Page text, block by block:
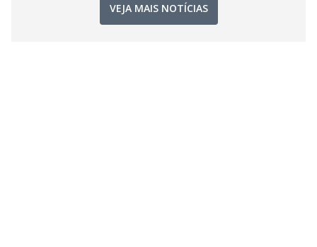
VEJA MAIS NOTÍCIAS